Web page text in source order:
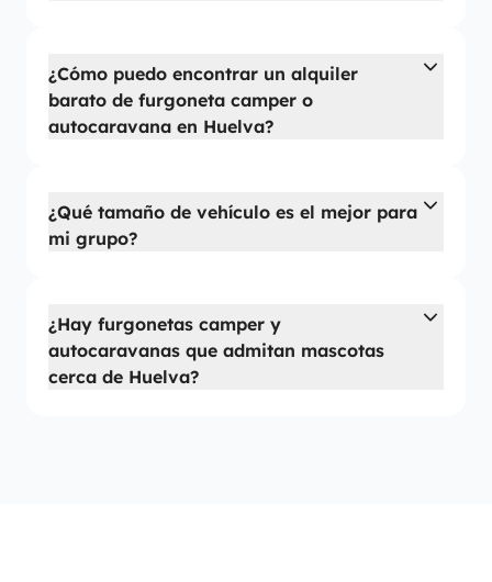
¿Cómo puedo encontrar un alquiler
barato de furgoneta camper o
autocaravana en Huelva?
¿Qué tamaño de vehículo es el mejor para
mi grupo?
¿Hay furgonetas camper y
autocaravanas que admitan mascotas
cerca de Huelva?